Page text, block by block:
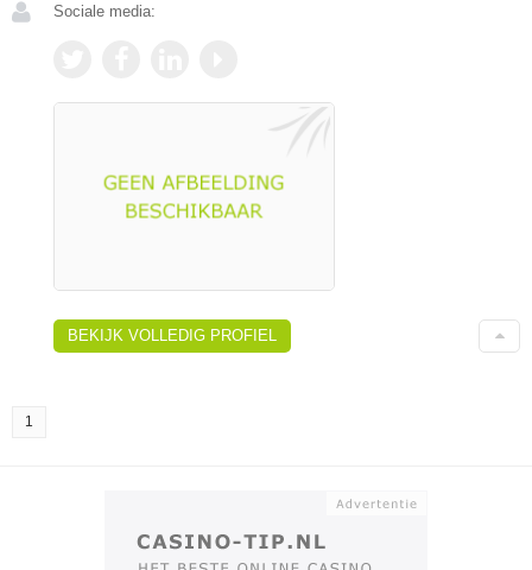
Sociale media:
BEKIJK VOLLEDIG PROFIEL
1